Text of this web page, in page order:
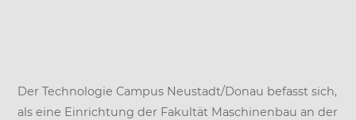
Der Technologie Campus Neustadt/Donau befasst sich,
als eine Einrichtung der Fakultät Maschinenbau an der